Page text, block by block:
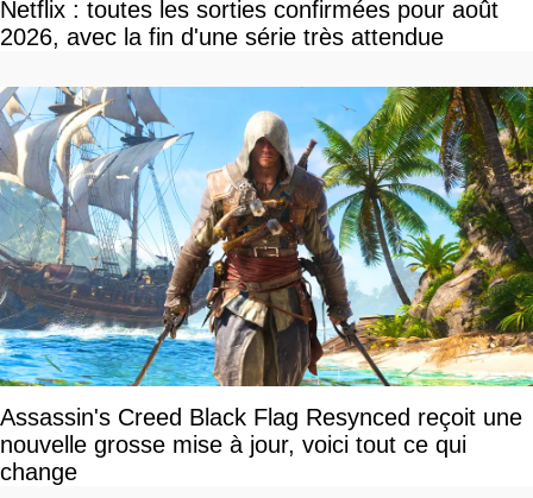
Netflix : toutes les sorties confirmées pour août
2026, avec la fin d'une série très attendue
Assassin's Creed Black Flag Resynced reçoit une
nouvelle grosse mise à jour, voici tout ce qui
change